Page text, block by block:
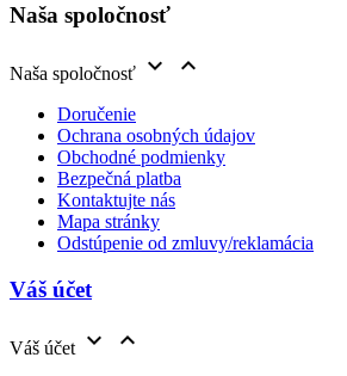
Naša spoločnosť
Naša spoločnosť  
Doručenie
Ochrana osobných údajov
Obchodné podmienky
Bezpečná platba
Kontaktujte nás
Mapa stránky
Odstúpenie od zmluvy/reklamácia
Váš účet
Váš účet  